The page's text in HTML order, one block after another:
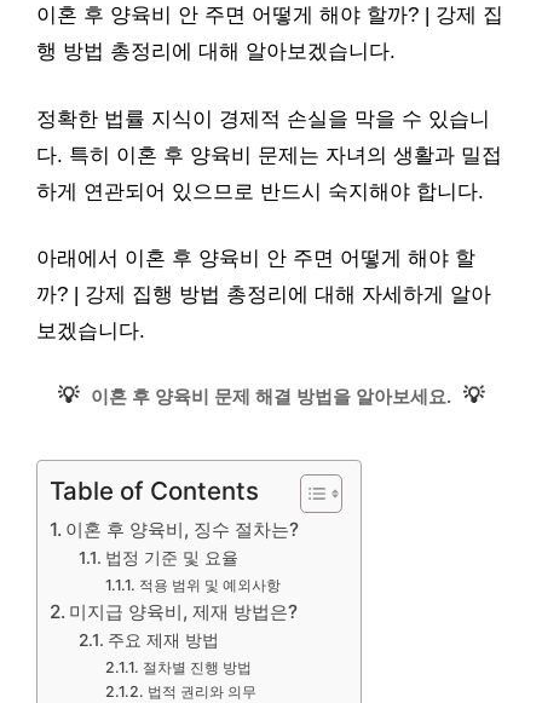
이혼 후 양육비 안 주면 어떻게 해야 할까? | 강제 집
행 방법 총정리에 대해 알아보겠습니다.
정확한 법률 지식이 경제적 손실을 막을 수 있습니
다. 특히 이혼 후 양육비 문제는 자녀의 생활과 밀접
하게 연관되어 있으므로 반드시 숙지해야 합니다.
아래에서 이혼 후 양육비 안 주면 어떻게 해야 할
까? | 강제 집행 방법 총정리에 대해 자세하게 알아
보겠습니다.
💡 이혼 후 양육비 문제 해결 방법을 알아보세요. 💡
Table of Contents
이혼 후 양육비, 징수 절차는?
법정 기준 및 요율
적용 범위 및 예외사항
미지급 양육비, 제재 방법은?
주요 제재 방법
절차별 진행 방법
법적 권리와 의무